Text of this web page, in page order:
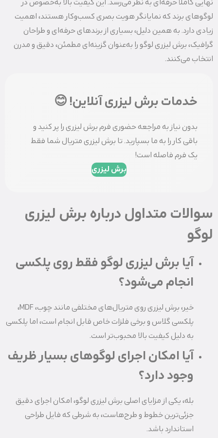
نهایی کاملاً حرفه‌ای به نظر می‌رسد. این کیفیت بالا به‌خصوص در
لوگوهای برند که نمایانگر هویت بصری کسب‌وکار هستند، اهمیت
زیادی دارد. به همین دلیل، بسیاری از برندهای حرفه‌ای و طراحان
گرافیک، برش لیزری لوگو را به‌عنوان گزینه‌ای مطمئن، دقیق و مدرن
انتخاب می‌کنند.
خدمات برش لیزری آنلاین! 😊
بدون نیاز به مراجعه حضوری فرم برش لیزری را پر کنید و
باقی کار را به ما بسپارید. تا برش لیزری متریال شما فقط
یک فرم فاصله است!
برش لیزری
سوالات متداول درباره برش لیزری
لوگو
آیا برش لیزری لوگو فقط روی پلکسی
انجام می‌شود؟
خیر، برش لیزری روی متریال‌های مختلفی مانند چوب، MDF،
پلکسی گلاس و برخی فلزات خاص قابل انجام است، اما پلکسی
به دلیل کیفیت بالا محبوب‌تر است.
آیا امکان اجرای لوگوهای بسیار ظریف
وجود دارد؟
بله، یکی از مزایای اصلی برش لیزری لوگو، امکان اجرای دقیق
جزئی‌ترین خطوط و طرح‌هاست، به شرطی که فایل طراحی
استاندارد باشد.